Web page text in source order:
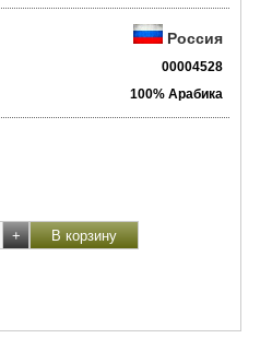
Россия
00004528
100% Арабика